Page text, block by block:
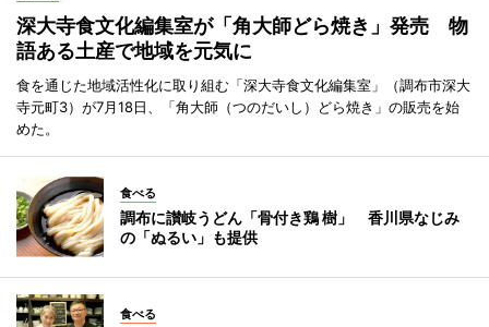
深大寺食文化編集室が「角大師どら焼き」発売 物
語ある土産で地域を元気に
食を通じた地域活性化に取り組む「深大寺食文化編集室」（調布市深大
寺元町3）が7月18日、「角大師（つのだいし）どら焼き」の販売を始
めた。
食べる
調布に讃岐うどん「骨付き鶏 樹」 香川県なじみ
の「ぬるい」も提供
食べる